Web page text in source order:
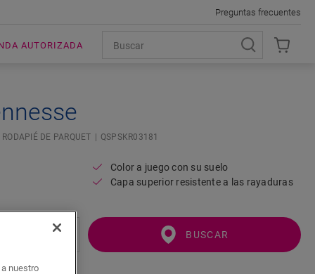
AUTORIZADA
Preguntas frecuentes
RODAPIÉ DE PARQUET QSPSKR03181
Color a juego con su suelo
Capa superior resistente a las rayaduras
BUSCAR
nuestro